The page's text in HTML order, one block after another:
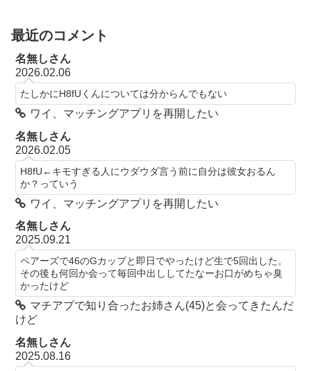
最近のコメント
名無しさん
2026.02.06
たしかにH8fUくんについては分からんでもない
ワイ、マッチングアプリを再開したい
名無しさん
2026.02.05
H8fU←キモすぎる人にウダウダ言う前に自分は彼女おるん
か？っていう
ワイ、マッチングアプリを再開したい
名無しさん
2025.09.21
ペアーズで46のGカップと即日でやったけど生で5回出した。
その後も何回か会って毎回中出ししてたなーお口がめちゃ臭
かったけど
マチアプで知り合ったお姉さん(45)と会ってきたんだ
けど
名無しさん
2025.08.16